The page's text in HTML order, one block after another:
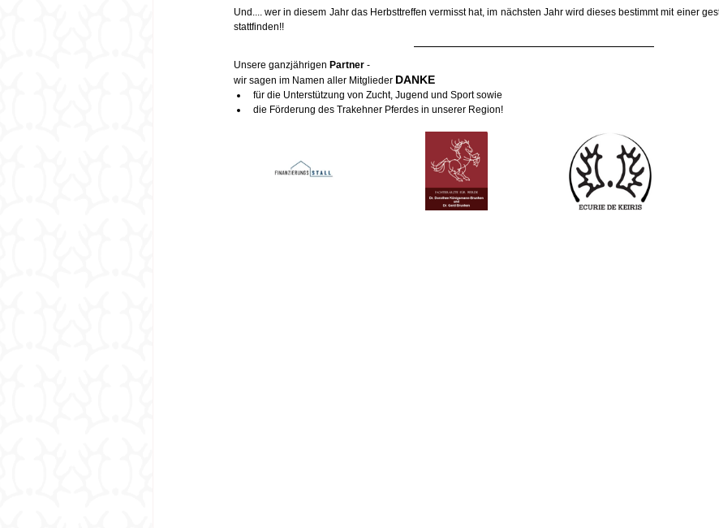
Und.... wer in diesem Jahr das Herbsttreffen vermisst hat, im nächsten Jahr wird dieses bestimmt mit einer
stattfinden!!
Unsere ganzjährigen Partner -
wir sagen im Namen aller Mitglieder DANKE
für die Unterstützung von Zucht, Jugend und Sport sowie
die Förderung des Trakehner Pferdes in unserer Region!